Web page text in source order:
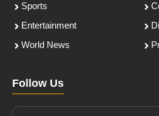
Sports
Entertainment
World News
Follow Us